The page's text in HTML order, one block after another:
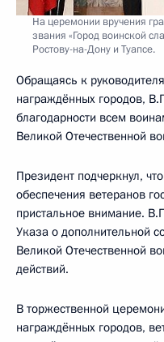
На церемонии вручения
звания «Город воинской
Ростову-на-Дону и Туапсе.
Обращаясь к
награждённых городов,
благодарности всем
Великой Отечественной
Президент подчеркнул,
обеспечения ветеранов
пристальное внимание.
Указа о дополнительной
Великой Отечественной
действий.
В торжественной
награждённых городов,